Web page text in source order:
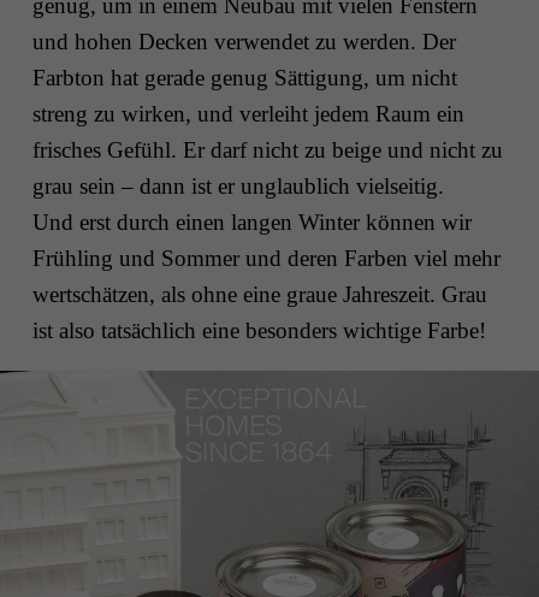
genug, um in einem Neubau mit vielen Fenstern
und hohen Decken verwendet zu werden. Der
Farbton hat gerade genug Sättigung, um nicht
streng zu wirken, und verleiht jedem Raum ein
frisches Gefühl. Er darf nicht zu beige und nicht zu
grau sein – dann ist er unglaublich vielseitig.
Und erst durch einen langen Winter können wir
Frühling und Sommer und deren Farben viel mehr
wertschätzen, als ohne eine graue Jahreszeit. Grau
ist also tatsächlich eine besonders wichtige Farbe!